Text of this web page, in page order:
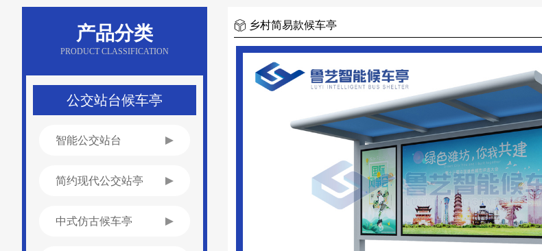
电子站牌厂家
公交站台厂家
候车亭图片
宿迁候车亭
宿迁公交站台
宿迁电子站牌
电子站牌设计
公交站台设计
新款候车亭
新款电子站牌 新型公交候车亭
新型候车亭
候车亭报价
公交站台报价
不锈钢候车亭 仿古候车亭
制作候车亭
乡镇候车亭
公交站亭厂家 公交站候车亭
产品分类
PRODUCT CLASSIFICATION
公交站台候车亭
智能公交站台
简约现代公交站亭
中式仿古候车亭
乡村简易款候车亭